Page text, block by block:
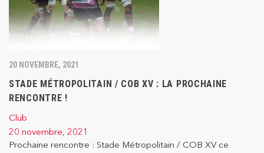
20 NOVEMBRE, 2021
STADE MÉTROPOLITAIN / COB XV : LA PROCHAINE
RENCONTRE !
Club
20 novembre, 2021
Prochaine rencontre : Stade Métropolitain / COB XV ce